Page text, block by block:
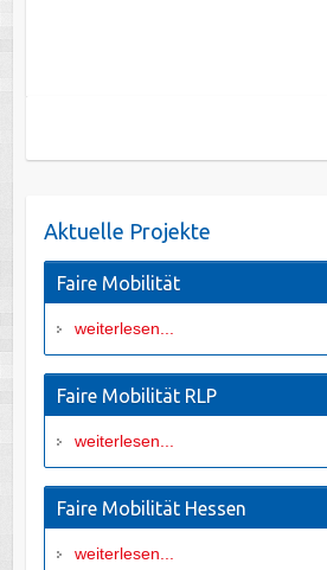
Aktuelle Projekte
Faire Mobilität
weiterlesen...
Faire Mobilität RLP
weiterlesen...
Faire Mobilität Hessen
weiterlesen...